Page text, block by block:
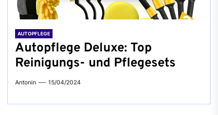
AUTOPFLEGE
Autopflege Deluxe: Top
Reinigungs- und Pflegesets
Antonin 15/04/2024